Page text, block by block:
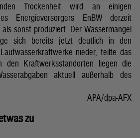
Trockenheit wird an einigen
Energieversorgers EnBW derzeit
sonst produziert. Der Wassermangel
sich bereits jetzt deutlich in den
nieder, teilte das
den Kraftwerksstandorten liegen die
aktuell außerhalb des
APA/dpa-AFX
zu